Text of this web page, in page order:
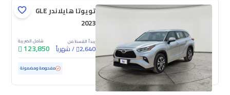
تويوتا هايلاندر GLE
2023
يبدأ القسط من
2,640
/شهرياً
شامل الضريبة
123,850
مستعملة 71,739 كم مفحوصة ومضمونة